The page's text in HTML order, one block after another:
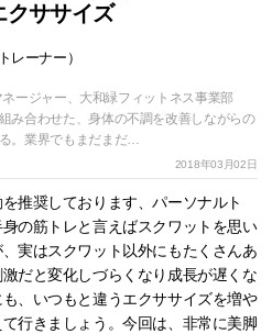
クササイズ
レーナー）
ージャー、大和緑フィットネス事業部
み合わせた、身体の不調を改善しながらの
。業界でもまだまだ…
2018年03月02日
推奨しております、パーソナルト
の筋トレと言えばスクワットを思い
実はスクワット以外にもたくさんあ
だと変化しづらくなり成長が遅くな
、いつもと違うエクササイズを増や
行きましょう。今回は、非常に美脚